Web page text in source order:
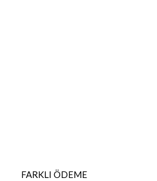
FARKLI ÖDEME